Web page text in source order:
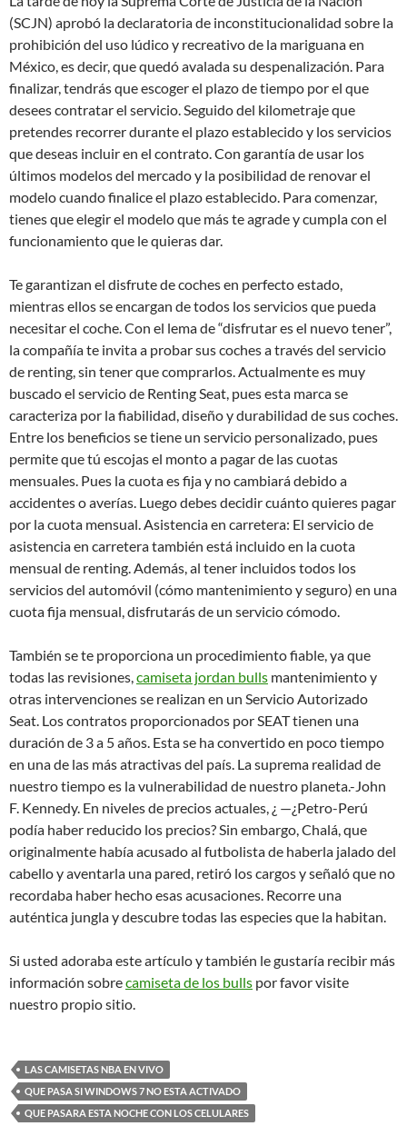
(SCJN) aprobó la declaratoria de inconstitucionalidad sobre la
prohibición del uso lúdico y recreativo de la mariguana en
México, es decir, que quedó avalada su despenalización. Para
finalizar, tendrás que escoger el plazo de tiempo por el que
desees contratar el servicio. Seguido del kilometraje que
pretendes recorrer durante el plazo establecido y los servicios
que deseas incluir en el contrato. Con garantía de usar los
últimos modelos del mercado y la posibilidad de renovar el
modelo cuando finalice el plazo establecido. Para comenzar,
tienes que elegir el modelo que más te agrade y cumpla con el
funcionamiento que le quieras dar.
Te garantizan el disfrute de coches en perfecto estado,
mientras ellos se encargan de todos los servicios que pueda
necesitar el coche. Con el lema de “disfrutar es el nuevo tener”,
la compañía te invita a probar sus coches a través del servicio
de renting, sin tener que comprarlos. Actualmente es muy
buscado el servicio de Renting Seat, pues esta marca se
caracteriza por la fiabilidad, diseño y durabilidad de sus coches.
Entre los beneficios se tiene un servicio personalizado, pues
permite que tú escojas el monto a pagar de las cuotas
mensuales. Pues la cuota es fija y no cambiará debido a
accidentes o averías. Luego debes decidir cuánto quieres pagar
por la cuota mensual. Asistencia en carretera: El servicio de
asistencia en carretera también está incluido en la cuota
mensual de renting. Además, al tener incluidos todos los
servicios del automóvil (cómo mantenimiento y seguro) en una
cuota fija mensual, disfrutarás de un servicio cómodo.
También se te proporciona un procedimiento fiable, ya que
todas las revisiones,camiseta jordan bulls mantenimiento y
otras intervenciones se realizan en un Servicio Autorizado
Seat. Los contratos proporcionados por SEAT tienen una
duración de 3 a 5 años. Esta se ha convertido en poco tiempo
en una de las más atractivas del país. La suprema realidad de
nuestro tiempo es la vulnerabilidad de nuestro planeta.-John
F. Kennedy. En niveles de precios actuales, ¿ —¿Petro-Perú
podía haber reducido los precios? Sin embargo, Chalá, que
originalmente había acusado al futbolista de haberla jalado del
cabello y aventarla una pared, retiró los cargos y señaló que no
recordaba haber hecho esas acusaciones. Recorre una
auténtica jungla y descubre todas las especies que la habitan.
Si usted adoraba este artículo y también le gustaría recibir más
información sobrecamiseta de los bulls por favor visite
nuestro propio sitio.
LAS CAMISETAS NBA EN VIVO
QUE PASA SI WINDOWS 7 NO ESTA ACTIVADO
QUE PASARA ESTA NOCHE CON LOS CELULARES